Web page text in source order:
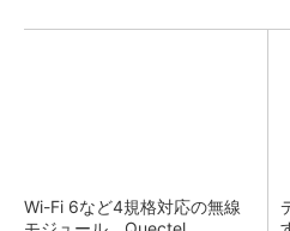
Wi-Fi 6など4規格対応の無線